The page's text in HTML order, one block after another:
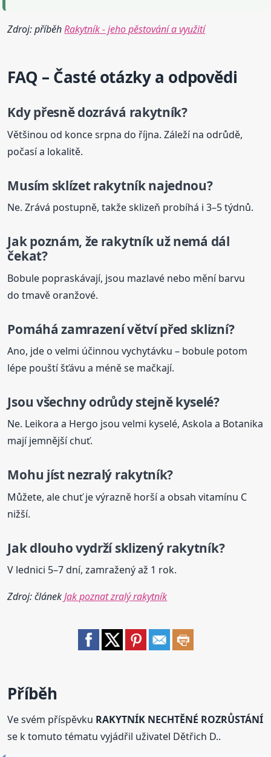
Zdroj: příběhRakytník - jeho pěstování a využití
FAQ – Časté otázky a odpovědi
Kdy přesně dozrává rakytník?
Většinou od konce srpna do října. Záleží na odrůdě,
počasí a lokalitě.
Musím sklízetrakytníknajednou?
Ne. Zrává postupně, takže sklizeň probíhá i 3–5 týdnů.
Jak poznám, že rakytníkuž nemá dál
čekat?
Bobule popraskávají, jsou mazlavé nebo mění barvu
do tmavě oranžové.
Pomáhá zamrazení větví před sklizní?
Ano, jde o velmi účinnou vychytávku – bobule potom
lépe pouští šťávu a méně se mačkají.
Jsou všechny odrůdy stejně kyselé?
Ne. Leikora a Hergo jsou velmi kyselé, Askola a Botanika
mají jemnější chuť.
Mohu jíst nezralý rakytník?
Můžete, ale chuť je výrazně horší a obsah vitamínu C
nižší.
Jak dlouho vydrží sklizenýrakytník?
V lednici 5–7 dní, zamražený až 1 rok.
Zdroj: článekJak poznat zralý rakytník
Příběh
Ve svém příspěvku RAKYTNÍK NECHTĚNÉ ROZRŮSTÁNÍ
se k tomuto tématu vyjádřil uživatel Dětřich D..